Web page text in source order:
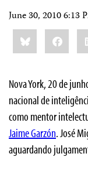
June 30, 2010 6:13
Share
this:Bluesky
Nova York, 20 de
nacional de
como mentor
Jaime Garzón. José
aguardando